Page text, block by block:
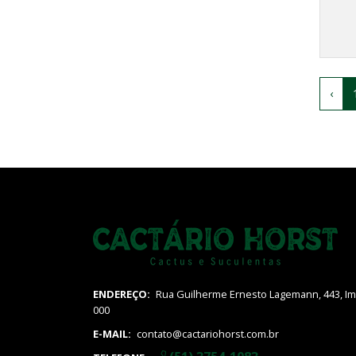
‹
ENDEREÇO: Rua Guilherme Ernesto Lagemann, 443,
000
E-MAIL: contato@cactariohorst.com.br